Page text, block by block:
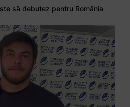
să debutez pentru România